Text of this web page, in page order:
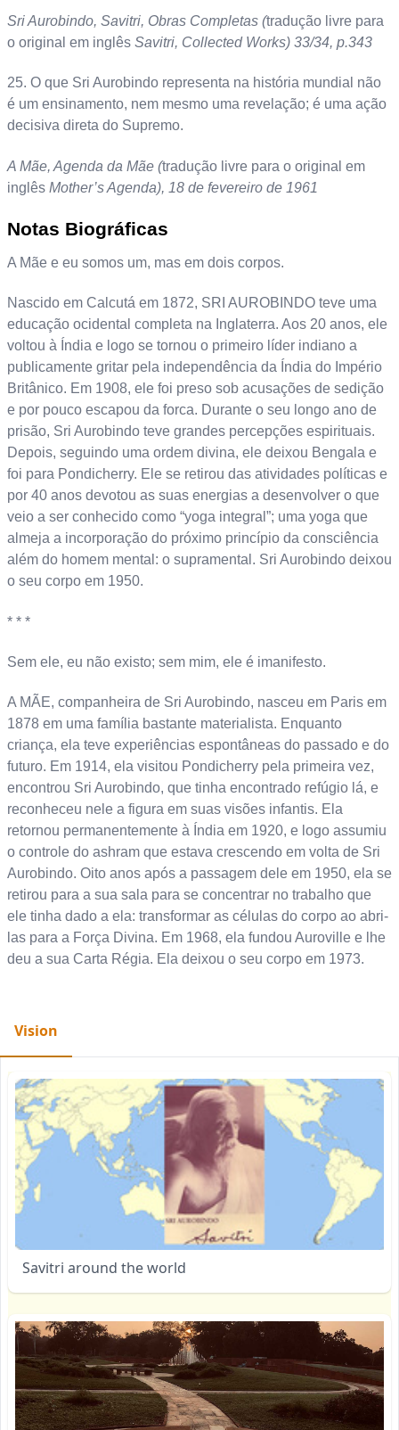
Sri Aurobindo, Savitri, Obras Completas (tradução livre para
o original em inglês Savitri, Collected Works) 33/34, p.343
25. O que Sri Aurobindo representa na história mundial não
é um ensinamento, nem mesmo uma revelação; é uma ação
decisiva direta do Supremo.
A Mãe, Agenda da Mãe (tradução livre para o original em
inglês Mother’s Agenda), 18 de fevereiro de 1961
Notas Biográficas
A Mãe e eu somos um, mas em dois corpos.
Nascido em Calcutá em 1872, SRI AUROBINDO teve uma
educação ocidental completa na Inglaterra. Aos 20 anos, ele
voltou à Índia e logo se tornou o primeiro líder indiano a
publicamente gritar pela independência da Índia do Império
Britânico. Em 1908, ele foi preso sob acusações de sedição
e por pouco escapou da forca. Durante o seu longo ano de
prisão, Sri Aurobindo teve grandes percepções espirituais.
Depois, seguindo uma ordem divina, ele deixou Bengala e
foi para Pondicherry. Ele se retirou das atividades políticas e
por 40 anos devotou as suas energias a desenvolver o que
veio a ser conhecido como “yoga integral”; uma yoga que
almeja a incorporação do próximo princípio da consciência
além do homem mental: o supramental. Sri Aurobindo deixou
o seu corpo em 1950.
* * *
Sem ele, eu não existo; sem mim, ele é imanifesto.
A MÃE, companheira de Sri Aurobindo, nasceu em Paris em
1878 em uma família bastante materialista. Enquanto
criança, ela teve experiências espontâneas do passado e do
futuro. Em 1914, ela visitou Pondicherry pela primeira vez,
encontrou Sri Aurobindo, que tinha encontrado refúgio lá, e
reconheceu nele a figura em suas visões infantis. Ela
retornou permanentemente à Índia em 1920, e logo assumiu
o controle do ashram que estava crescendo em volta de Sri
Aurobindo. Oito anos após a passagem dele em 1950, ela se
retirou para a sua sala para se concentrar no trabalho que
ele tinha dado a ela: transformar as células do corpo ao abri-
las para a Força Divina. Em 1968, ela fundou Auroville e lhe
deu a sua Carta Régia. Ela deixou o seu corpo em 1973.
Vision
Savitri around the world